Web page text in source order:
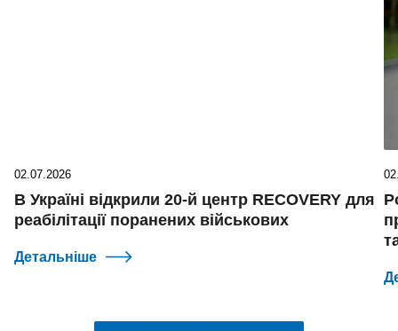
02.07.2026
В Україні відкрили 20-й центр RECOVERY для
реабілітації поранених військових
Детальніше